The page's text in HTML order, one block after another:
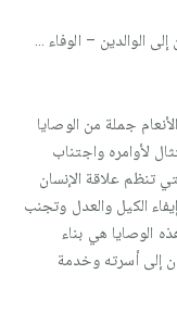
الوالدين – الوفاء ...
151 و152 و153 من سورة الأنعام جملة من الوصايا
لأوامره واجتناب
تنظم علاقة الإنسان
الكيل والعدل وتجنب
الوصايا هي بناء
إلى أسرته وخدمة